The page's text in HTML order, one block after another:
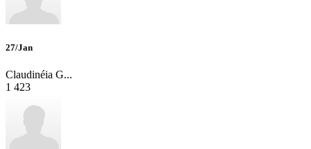
27/Jan
Claudinéia G...
1 423